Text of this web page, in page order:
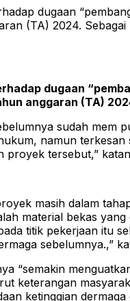
dugaan
(TA) 2024.
dugaan
anggaran (TA)
sudah mem
namun
proyek tersebut,”
masih dalam
material bekas
titik pekerjaan itu
sebelumnya.,”
“semakin
keterangan
ketinggian